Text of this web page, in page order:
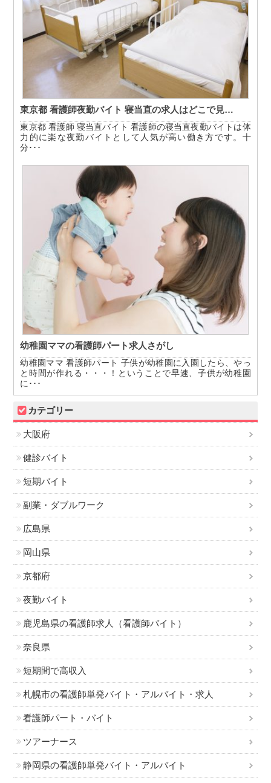
東京都 看護師夜勤バイト 寝当直の求人はどこで見…
東京都 看護師 寝当直バイト 看護師の寝当直夜勤バイトは体
力的に楽な夜勤バイトとして人気が高い働き方です。十
分･･･
幼稚園ママの看護師パート求人さがし
幼稚園ママ 看護師パート 子供が幼稚園に入園したら、やっ
と時間が作れる・・・！ということで早速、子供が幼稚園
に･･･
カテゴリー
大阪府
健診バイト
短期バイト
副業・ダブルワーク
広島県
岡山県
京都府
夜勤バイト
鹿児島県の看護師求人（看護師バイト）
奈良県
短期間で高収入
札幌市の看護師単発バイト・アルバイト・求人
看護師パート・バイト
ツアーナース
静岡県の看護師単発バイト・アルバイト